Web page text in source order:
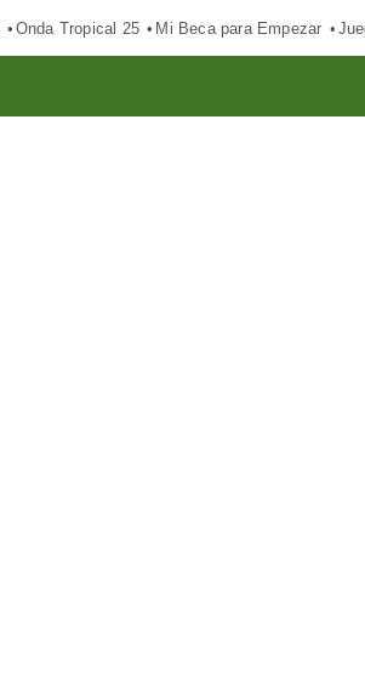
Onda Tropical 25 Mi Beca para Empezar